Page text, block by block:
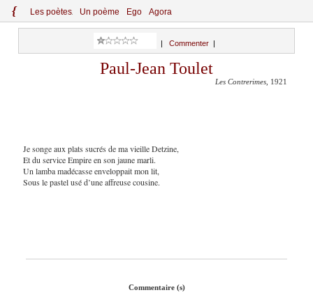
{ Les poètes Un poème Ego Agora
Commenter
Paul-Jean Toulet
Les Contrerimes , 1921
Je songe aux plats sucrés de ma vieille Detzine,
Et du service Empire en son jaune marli.
Un lamba madécasse enveloppait mon lit,
Sous le pastel usé d’une affreuse cousine.
Commentaire (s)